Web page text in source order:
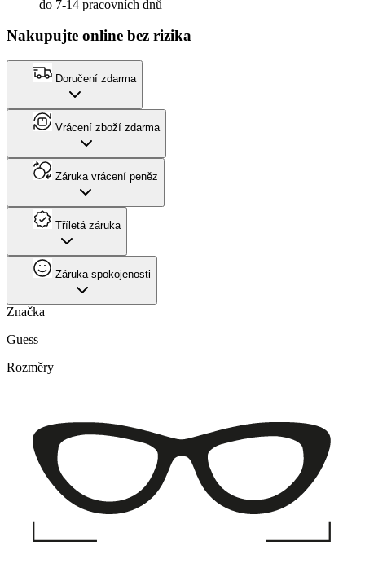
do 7-14 pracovních dnů
Nakupujte online bez rizika
Doručení zdarma
Vrácení zboží zdarma
Záruka vrácení peněz
Tříletá záruka
Záruka spokojenosti
Značka
Guess
Rozměry